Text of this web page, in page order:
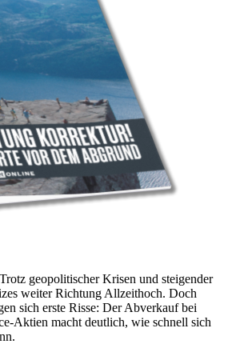
geopolitischer Krisen und steigender
weiter Richtung Allzeithoch. Doch
sich erste Risse: Der Abverkauf bei
Aktien macht deutlich, wie schnell sich